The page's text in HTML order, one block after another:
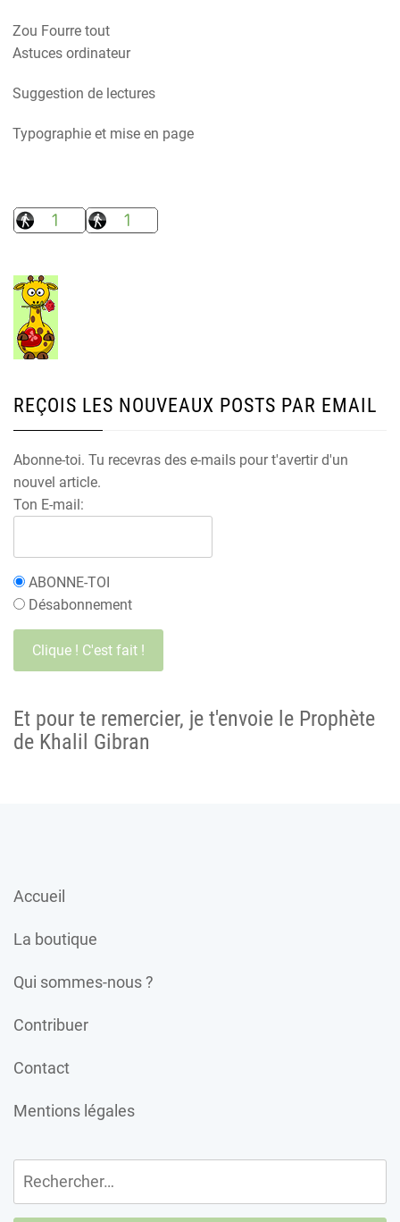
Zou Fourre tout
Astuces ordinateur
Suggestion de lectures
Typographie et mise en page
REÇOIS LES NOUVEAUX POSTS PAR EMAIL
Abonne-toi. Tu recevras des e-mails pour t'avertir d'un
nouvel article.
Ton E-mail:
ABONNE-TOI
Désabonnement
Et pour te remercier, je t'envoie le Prophète
de Khalil Gibran
Accueil
La boutique
Qui sommes-nous ?
Contribuer
Contact
Mentions légales
Rechercher :